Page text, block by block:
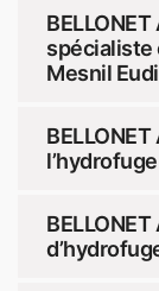
spécialiste
Mesnil